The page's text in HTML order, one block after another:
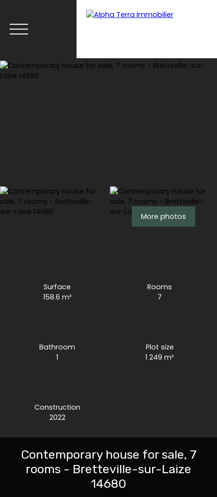
Menu
Espace client Estimate
More photos
Surface
158.6 m²
Rooms
7
Bathroom
1
Plot size
1 249m²
Construction
2022
Contemporary house for sale, 7
rooms - Bretteville-sur-Laize
14680